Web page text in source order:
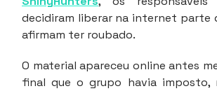
decidiram liberar na internet parte
afirmam ter roubado.
O material apareceu online antes
final que o grupo havia imposto,